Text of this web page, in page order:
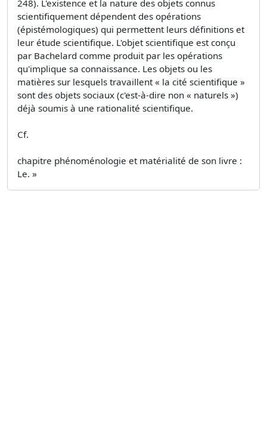
248). L'existence et la nature des objets connus
scientifiquement dépendent des opérations
(épistémologiques) qui permettent leurs définitions et
leur étude scientifique. L'objet scientifique est conçu
par Bachelard comme produit par les opérations
qu'implique sa connaissance. Les objets ou les
matières sur lesquels travaillent « la cité scientifique »
sont des objets sociaux (c'est-à-dire non « naturels »)
déjà soumis à une rationalité scientifique.
Cf.
chapitre phénoménologie et matérialité de son livre :
Le. »